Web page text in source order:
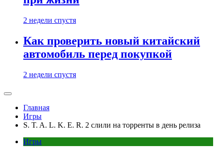
2 недели спустя
Как проверить новый китайский
автомобиль перед покупкой
2 недели спустя
Главная
Игры
S. T. A. L. K. E. R. 2 слили на торренты в день релиза
Игры